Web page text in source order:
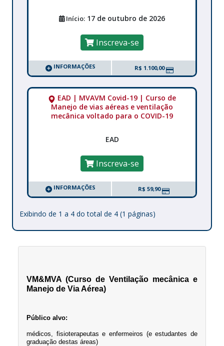
Início: 17 de outubro de 2026
Inscreva-se
INFORMAÇÕES R$ 1.100,00
EAD | MVAVM Covid-19 | Curso de
Manejo de vias aéreas e ventilação
mecânica voltado para o COVID-19
EAD
Inscreva-se
INFORMAÇÕES R$ 59,90
Exibindo de 1 a 4 do total de 4 (1 páginas)
VM&MVA (Curso de Ventilação mecânica e
Manejo de Via Aérea)
Público alvo:
médicos, fisioterapeutas e enfermeiros (e estudantes de
graduação destas áreas)